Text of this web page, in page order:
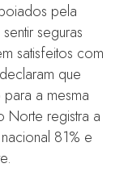
pela
seguras
satisfeitos com
que
a mesma
Norte registra a
81% e